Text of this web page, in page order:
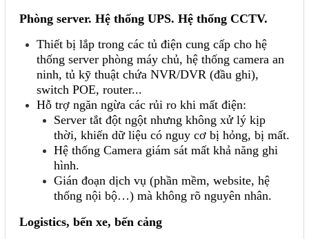
Phòng server. Hệ thống UPS. Hệ thống CCTV.
Thiết bị lắp trong các tủ điện cung cấp cho hệ
thống server phòng máy chủ, hệ thống camera an
ninh, tủ kỹ thuật chứa NVR/DVR (đầu ghi),
switch POE, router...
Hỗ trợ ngăn ngừa các rủi ro khi mất điện:
Server tắt đột ngột nhưng không xử lý kịp
thời, khiến dữ liệu có nguy cơ bị hỏng, bị mất.
Hệ thống Camera giám sát mất khả năng ghi
hình.
Gián đoạn dịch vụ (phần mềm, website, hệ
thống nội bộ…) mà không rõ nguyên nhân.
Logistics, bến xe, bến cảng